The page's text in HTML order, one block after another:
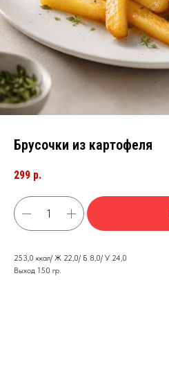
Брусочки из картофеля
299 р.
253,0 ккал/ Ж 22,0/ Б 8,0/ У 24,0
Выход 150 гр.